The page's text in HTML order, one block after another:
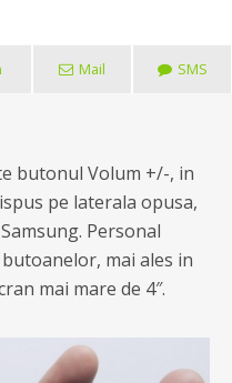
Mail SMS
butonul Volum +/-, in
pe laterala opusa,
Personal
mai ales in
mai mare de 4″.